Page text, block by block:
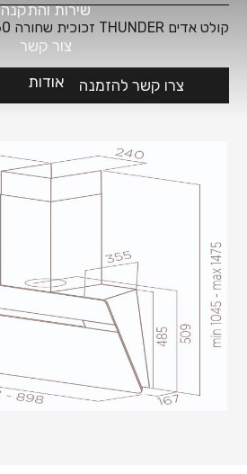
שירות והתקנה
צור קשר
אודות
קולט אדים THUNDER זכוכית שחורה 60 ס"מ
צרו קשר להזמנה